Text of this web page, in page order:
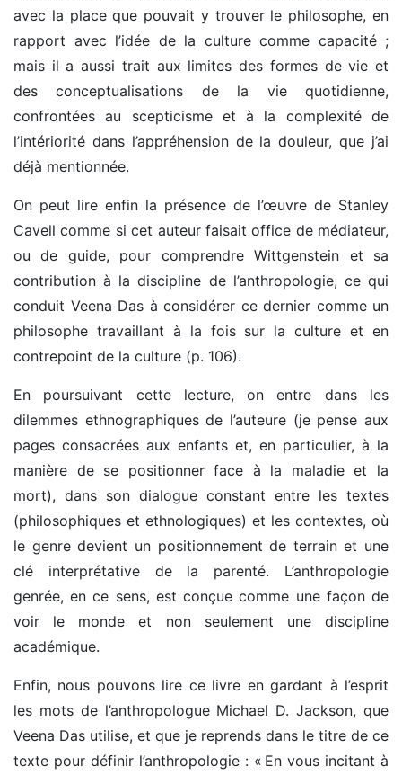
avec la place que pouvait y trouver le philosophe, en
rapport avec l’idée de la culture comme capacité ;
mais il a aussi trait aux limites des formes de vie et
des conceptualisations de la vie quotidienne,
confrontées au scepticisme et à la complexité de
l’intériorité dans l’appréhension de la douleur, que j’ai
déjà mentionnée.
On peut lire enfin la présence de l’œuvre de Stanley
Cavell comme si cet auteur faisait office de médiateur,
ou de guide, pour comprendre Wittgenstein et sa
contribution à la discipline de l’anthropologie, ce qui
conduit Veena Das à considérer ce dernier comme un
philosophe travaillant à la fois sur la culture et en
contrepoint de la culture (p. 106).
En poursuivant cette lecture, on entre dans les
dilemmes ethnographiques de l’auteure (je pense aux
pages consacrées aux enfants et, en particulier, à la
manière de se positionner face à la maladie et la
mort), dans son dialogue constant entre les textes
(philosophiques et ethnologiques) et les contextes, où
le genre devient un positionnement de terrain et une
clé interprétative de la parenté. L’anthropologie
genrée, en ce sens, est conçue comme une façon de
voir le monde et non seulement une discipline
académique.
Enfin, nous pouvons lire ce livre en gardant à l’esprit
les mots de l’anthropologue Michael D. Jackson, que
Veena Das utilise, et que je reprends dans le titre de ce
texte pour définir l’anthropologie : « En vous incitant à